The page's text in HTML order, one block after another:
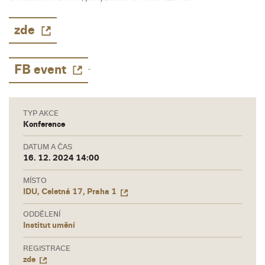
zde
FB event
TYP AKCE
Konference
DATUM A ČAS
16. 12. 2024 14:00
MÍSTO
IDU, Celetná 17, Praha 1
ODDĚLENÍ
Institut umění
REGISTRACE
zde